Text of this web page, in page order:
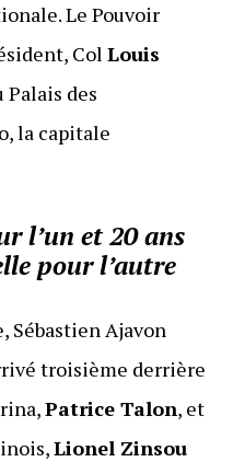
Le Pouvoir
Col Louis
Palais des
la capitale
l’un et 20 ans
pour l’autre
Sébastien Ajavon
troisième derrière
Patrice Talon, et
Lionel Zinsou